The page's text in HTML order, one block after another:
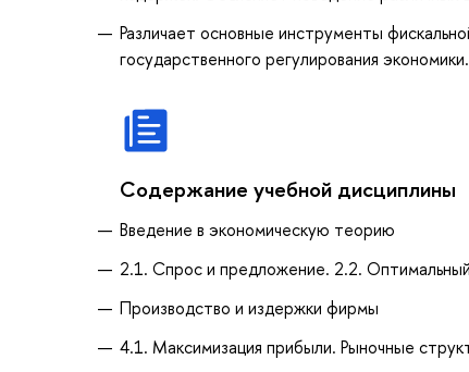
Различает основные инструменты
государственного регулирования экономики.
Содержание учебной дисциплины
Введение в экономическую теорию
2.1. Спрос и предложение. 2.2.
Производство и издержки фирмы
4.1. Максимизация прибыли. Рыночные